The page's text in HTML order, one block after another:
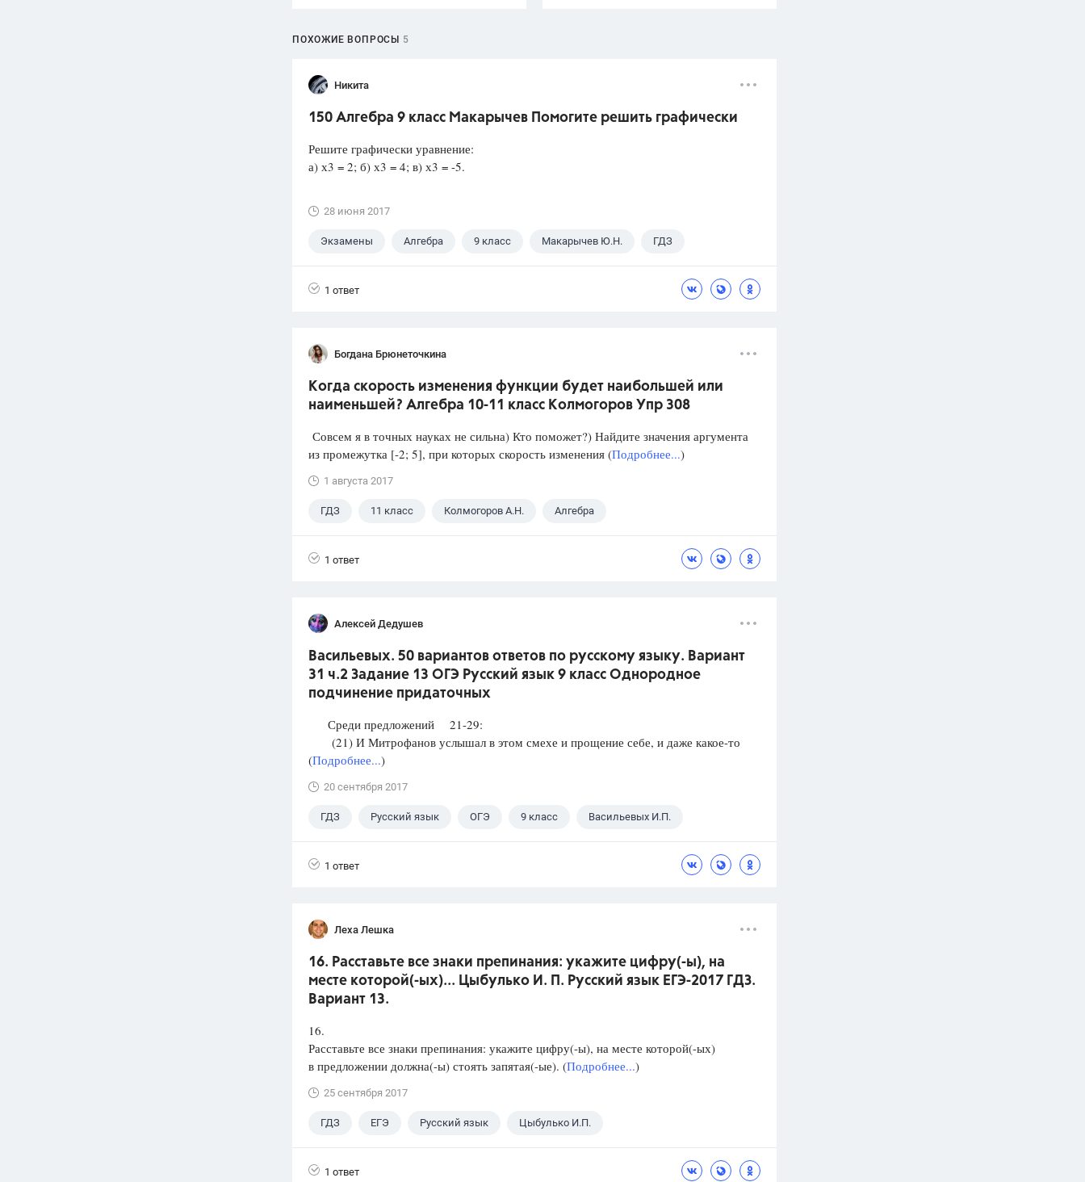
ПОХОЖИЕ ВОПРОСЫ 5
Никита
150 Алгебра 9 класс Макарычев Помогите решить графически
Решите графически уравнение:
а) х3 = 2; б) х3 = 4; в) х3 = -5.
28 июня 2017
Экзамены Алгебра 9 класс Макарычев Ю.Н. ГДЗ
1 ответ
Богдана Брюнеточкина
Когда скорость изменения функции будет наибольшей или
наименьшей? Алгебра 10-11 класс Колмогоров Упр 308
Совсем я в точных науках не сильна) Кто поможет?) Найдите значения аргумента
из промежутка [-2; 5], при которых скорость изменения (Подробнее...)
1 августа 2017
ГДЗ 11 класс Колмогоров А.Н. Алгебра
1 ответ
Алексей Дедушев
Васильевых. 50 вариантов ответов по русскому языку. Вариант
31 ч.2 Задание 13 ОГЭ Русский язык 9 класс Однородное
подчинение придаточных
Среди предложений 21-29:
(21) И Митрофанов услышал в этом смехе и прощение себе, и даже какое-то
(Подробнее...)
20 сентября 2017
ГДЗ Русский язык ОГЭ 9 класс Васильевых И.П.
1 ответ
Леха Лешка
16. Расставьте все знаки препинания: укажите цифру(-ы), на
месте которой(-ых)... Цыбулько И. П. Русский язык ЕГЭ-2017 ГДЗ.
Вариант 13.
16.
Расставьте все знаки препинания: укажите цифру(-ы), на месте которой(-ых)
в предложении должна(-ы) стоять запятая(-ые). (Подробнее...)
25 сентября 2017
ГДЗ ЕГЭ Русский язык Цыбулько И.П.
1 ответ